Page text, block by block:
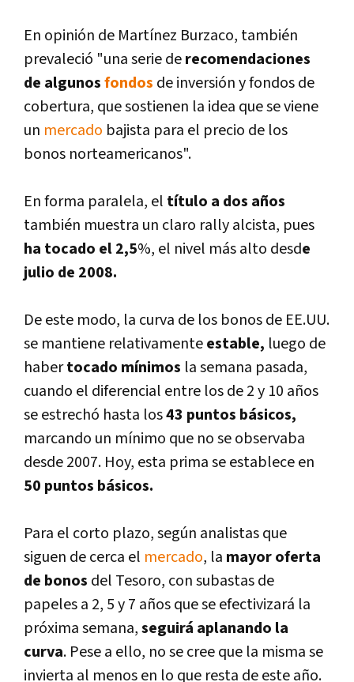
En opinión de Martí­nez Burzaco, también
prevaleció "una serie derecomendaciones
de algunosfondos de inversión y fondos de
cobertura, que sostienen la idea que se viene
un mercado bajista para el precio de los
bonos norteamericanos".
En forma paralela, el tí­tulo a dos años
también muestra un claro rally alcista, pues
ha tocado el 2,5%, el nivel más alto desde
julio de 2008.
De este modo, la curva de los bonos de EE.UU.
se mantiene relativamenteestable, luego de
habertocado mí­nimos la semana pasada,
cuando el diferencial entre los de 2 y 10 años
se estrechó hasta los43 puntos básicos,
marcando un mí­nimo que no se observaba
desde 2007. Hoy, esta prima se establece en
50 puntos básicos.
Para el corto plazo, según analistas que
siguen de cerca el mercado, la mayor oferta
de bonos del Tesoro, con subastas de
papeles a 2, 5 y 7 años que se efectivizará la
próxima semana,seguirá aplanando la
curva. Pese a ello, no se cree que la misma se
invierta al menos en lo que resta de este año.